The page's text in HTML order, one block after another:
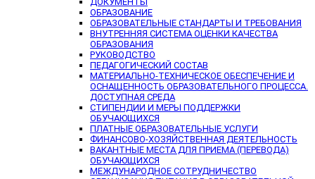
ОБРАЗОВАНИЕ
ОБРАЗОВАТЕЛЬНЫЕ СТАНДАРТЫ И ТРЕБОВАНИЯ
ВНУТРЕННЯЯ СИСТЕМА ОЦЕНКИ КАЧЕСТВА
ОБРАЗОВАНИЯ
РУКОВОДСТВО
ПЕДАГОГИЧЕСКИЙ СОСТАВ
МАТЕРИАЛЬНО-ТЕХНИЧЕСКОЕ ОБЕСПЕЧЕНИЕ И
ОСНАЩЕННОСТЬ ОБРАЗОВАТЕЛЬНОГО ПРОЦЕССА.
ДОСТУПНАЯ СРЕДА
СТИПЕНДИИ И МЕРЫ ПОДДЕРЖКИ
ОБУЧАЮЩИХСЯ
ПЛАТНЫЕ ОБРАЗОВАТЕЛЬНЫЕ УСЛУГИ
ФИНАНСОВО-ХОЗЯЙСТВЕННАЯ ДЕЯТЕЛЬНОСТЬ
ВАКАНТНЫЕ МЕСТА ДЛЯ ПРИЕМА (ПЕРЕВОДА)
ОБУЧАЮЩИХСЯ
МЕЖДУНАРОДНОЕ СОТРУДНИЧЕСТВО